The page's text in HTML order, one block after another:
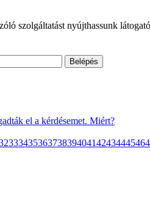
szolgáltatást nyújthassunk
el a kérdésemet. Miért?
3334353637383940414243444546